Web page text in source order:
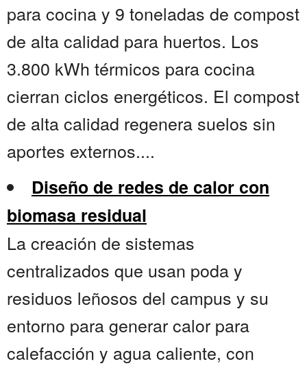
para cocina y 9 toneladas de compost
de alta calidad para huertos. Los
3.800 kWh térmicos para cocina
cierran ciclos energéticos. El compost
de alta calidad regenera suelos sin
aportes externos....
Diseño de redes de calor con
biomasa residual
La creación de sistemas
centralizados que usan poda y
residuos leñosos del campus y su
entorno para generar calor para
calefacción y agua caliente, con